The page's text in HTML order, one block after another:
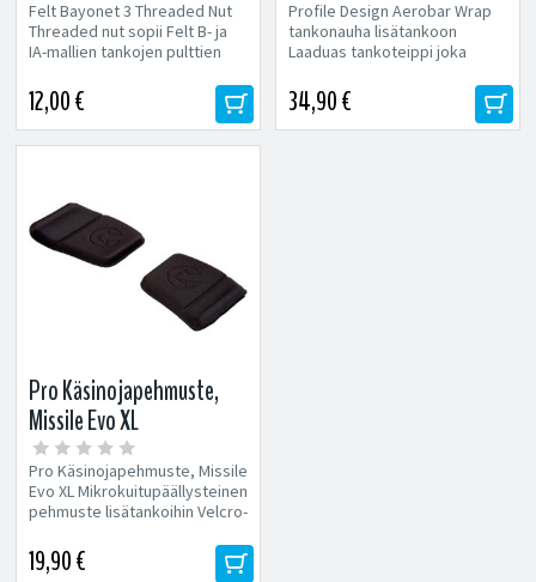
Felt Bayonet 3 Threaded Nut
Threaded nut sopii Felt B- ja
IA-mallien tankojen pulttien
12,00 €
Profile Design Aerobar Wrap
tankonauha lisätankoon
Laaduas tankoteippi joka
ajotankoihin. Ohut...
34,90 €
Pro Käsinojapehmuste,
Missile Evo XL
Pro Käsinojapehmuste, Missile
Evo XL Mikrokuitupäällysteinen
pehmuste lisätankoihin Velcro-
19,90 €